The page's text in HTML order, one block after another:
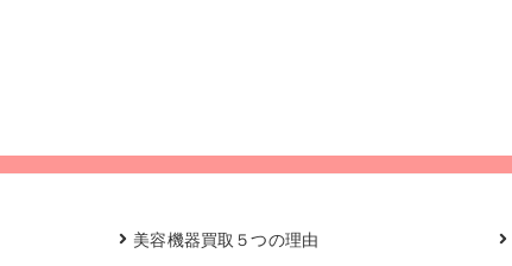
美容機器買取５つの理由